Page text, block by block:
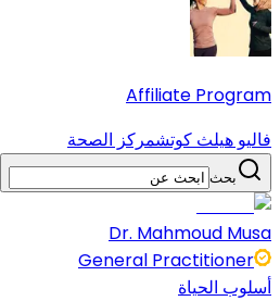
Affiliate Program
فاليو هيلث كوتشمركز الصحة
بحث
Dr. Mahmoud Musa
General Practitioner
أسلوب الحياة